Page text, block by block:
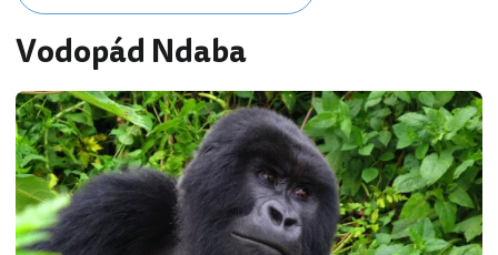
Vodopád Ndaba